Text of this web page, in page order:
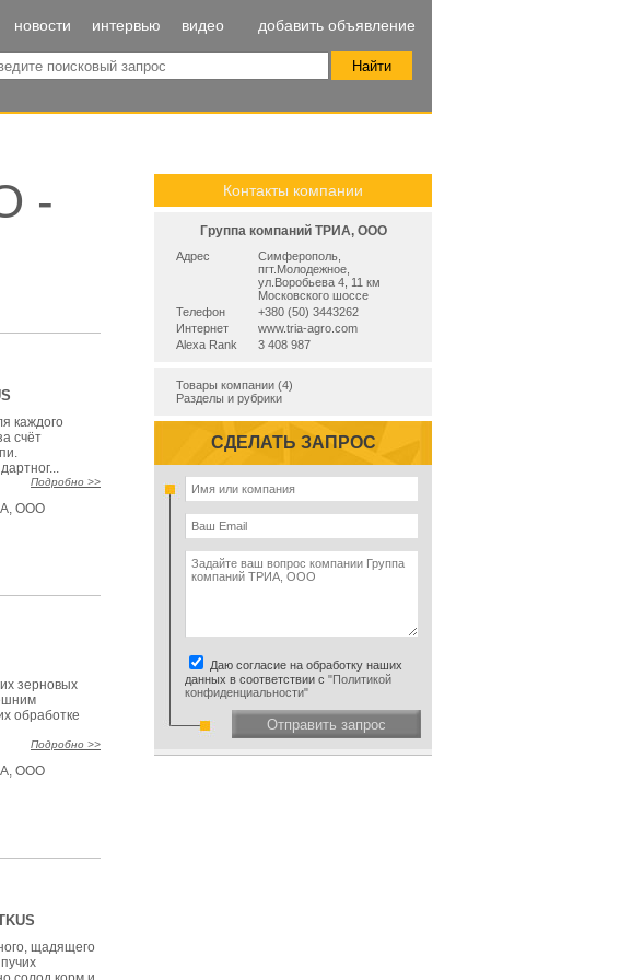
новости интервью видео добавить объявление
-
каждого
счёт
Подробно >>
ООО
зерновых
обработке
Подробно >>
ООО
щадящего
Контакты компании
Группа компаний ТРИА, ООО
Адрес
Симферополь,
пгт.Молодежное,
ул.Воробьева 4, 11 км
Московского шоссе
Телефон
+380 (50) 3443262
Интернет
www.tria-agro.com
Alexa Rank
3 408 987
Товары компании (4)
Разделы и рубрики
СДЕЛАТЬ ЗАПРОС
Даю согласие на обработку наших
данных в соответствии с "Политикой
конфиденциальности"
Отправить запрос